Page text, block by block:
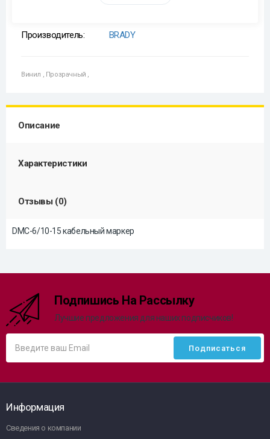
Производитель: BRADY
Винил , Прозрачный ,
Описание
Характеристики
Отзывы (0)
DMC-6/10-15 кабельный маркер
Подпишись На Рассылку
Лучшие предложения для наших подписчиков!
Информация
Сведения о компании